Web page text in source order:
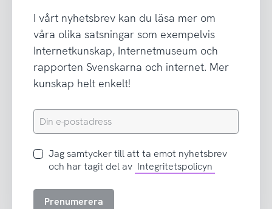
I vårt nyhetsbrev kan du läsa mer om
våra olika satsningar som exempelvis
Internetkunskap, Internetmuseum och
rapporten Svenskarna och internet. Mer
kunskap helt enkelt!
Din
e-
Jag
samtycker
att
Jag samtycker till att ta emot nyhetsbrev
och har tagit del av Integritetspolicyn
Prenumerera